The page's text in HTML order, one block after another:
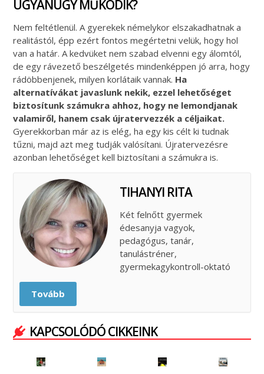
UGYANÚGY MŰKÖDIK?
Nem feltétlenül. A gyerekek némelykor elszakadhatnak a
realitástól, épp ezért fontos megértetni velük, hogy hol
van a határ. A kedvüket nem szabad elvenni egy álomtól,
de egy rávezető beszélgetés mindenképpen jó arra, hogy
rádöbbenjenek, milyen korlátaik vannak. Ha
alternatívákat javaslunk nekik, ezzel lehetőséget
biztosítunk számukra ahhoz, hogy ne lemondjanak
valamiről, hanem csak újratervezzék a céljaikat.
Gyerekkorban már az is elég, ha egy kis célt ki tudnak
tűzni, majd azt meg tudják valósítani. Újratervezésre
azonban lehetőséget kell biztosítani a számukra is.
TIHANYI RITA
Két felnőtt gyermek
édesanyja vagyok,
pedagógus, tanár,
tanulástréner,
gyermekagykontroll-oktató
Tovább
KAPCSOLÓDÓ CIKKEINK